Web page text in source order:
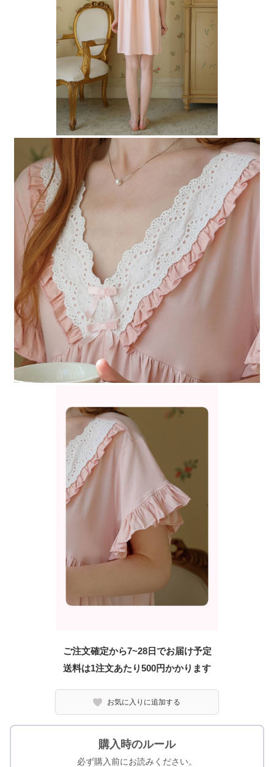
ご注文確定から7~28日でお届け予定
送料は1注文あたり500円かかります
お気に入りに追加する
購入時のルール
必ず購入前にお読みください。